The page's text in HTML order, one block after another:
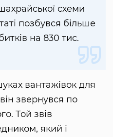
схеми
позбувся більше
на 830 тис.
вантажівок для
звернувся по
Той звів
який і